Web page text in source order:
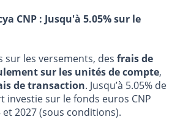
CNP : Jusqu'à 5.05% sur le
sur les versements, des frais de
sur les unités de compte,
de transaction. Jusqu’à 5.05% de
investie sur le fonds euros CNP
et 2027 (sous conditions).